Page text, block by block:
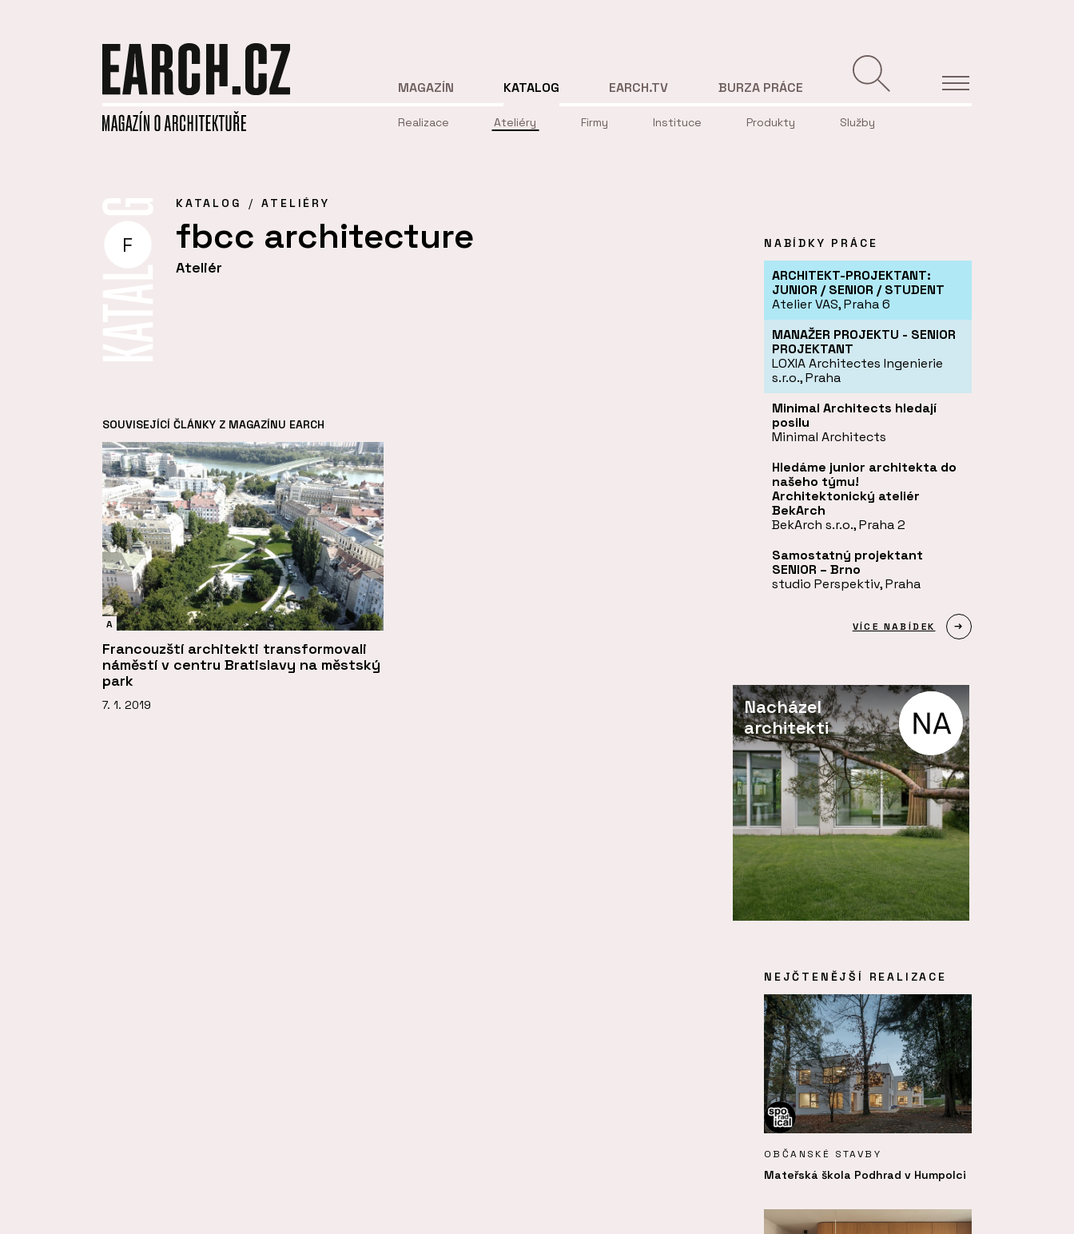
MAGAZÍN KATALOG
Realizace Ateliéry Firmy Instituce Produkty Služby
EARCH.TV BURZA PRÁCE
F
KATALOG ATELIÉRY
fbcc architecture
Ateliér
SOUVISEJÍCÍ ČLÁNKY Z MAGAZÍNU EARCH
A
Francouzští architekti transformovali
náměstí v centru Bratislavy na městský
park
7. 1. 2019
NABÍDKY PRÁCE
ARCHITEKT-PROJEKTANT:
JUNIOR / SENIOR / STUDENT
Atelier VAS, Praha 6
MANAŽER PROJEKTU - SENIOR
PROJEKTANT
LOXIA Architectes Ingenierie
s.r.o., Praha
Minimal Architects hledají
posilu
Minimal Architects
Hledáme junior architekta do
našeho týmu!
Architektonický ateliér
BekArch
BekArch s.r.o., Praha 2
Samostatný projektant
SENIOR – Brno
studio Perspektiv, Praha
VÍCE NABÍDEK
Nacházel
architekti
NEJČTENĚJŠÍ REALIZACE
OBČANSKÉ STAVBY
Mateřská škola Podhrad v Humpolci